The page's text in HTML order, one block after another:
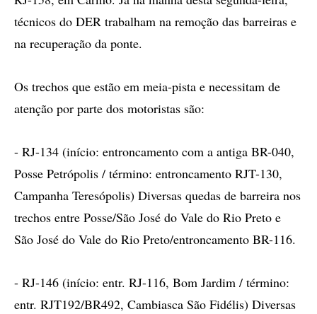
técnicos do DER trabalham na remoção das barreiras e
na recuperação da ponte.
Os trechos que estão em meia-pista e necessitam de
atenção por parte dos motoristas são:
- RJ-134 (início: entroncamento com a antiga BR-040,
Posse Petrópolis / término: entroncamento RJT-130,
Campanha Teresópolis) Diversas quedas de barreira nos
trechos entre Posse/São José do Vale do Rio Preto e
São José do Vale do Rio Preto/entroncamento BR-116.
- RJ-146 (início: entr. RJ-116, Bom Jardim / término:
entr. RJT192/BR492, Cambiasca São Fidélis) Diversas